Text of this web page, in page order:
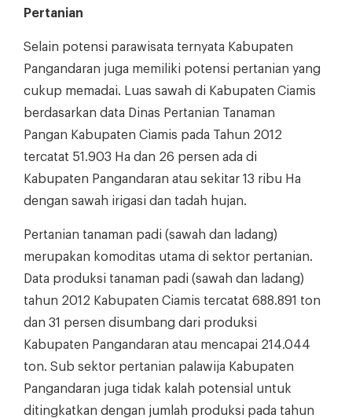
Pertanian
Selain potensi parawisata ternyata Kabupaten
Pangandaran juga memiliki potensi pertanian yang
cukup memadai. Luas sawah di Kabupaten Ciamis
berdasarkan data Dinas Pertanian Tanaman
Pangan Kabupaten Ciamis pada Tahun 2012
tercatat 51.903 Ha dan 26 persen ada di
Kabupaten Pangandaran atau sekitar 13 ribu Ha
dengan sawah irigasi dan tadah hujan.
Pertanian tanaman padi (sawah dan ladang)
merupakan komoditas utama di sektor pertanian.
Data produksi tanaman padi (sawah dan ladang)
tahun 2012 Kabupaten Ciamis tercatat 688.891 ton
dan 31 persen disumbang dari produksi
Kabupaten Pangandaran atau mencapai 214.044
ton. Sub sektor pertanian palawija Kabupaten
Pangandaran juga tidak kalah potensial untuk
ditingkatkan dengan jumlah produksi pada tahun